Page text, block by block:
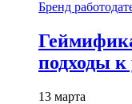
Бренд
подходы к
13 марта